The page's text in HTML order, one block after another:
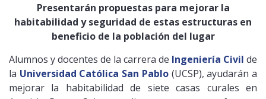
Presentarán propuestas para mejorar la
habitabilidad y seguridad de estas estructuras en
beneficio de la población del lugar
Alumnos y docentes de la carrera de Ingeniería Civil de
la Universidad Católica San Pablo(UCSP), ayudarán a
mejorar la habitabilidad de siete casas curales en